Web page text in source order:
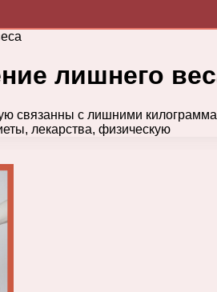
лишнего
связанны с лишними
лекарства, физическую